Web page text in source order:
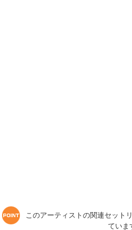
このアーティストの関連セット
ていま